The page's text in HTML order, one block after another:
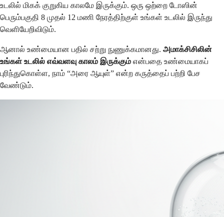
உடலில் மிகக் குறுகிய காலமே இருக்கும். ஒரு ஒற்றை டோஸின்
பெரும்பகுதி 8 முதல் 12 மணி நேரத்திற்குள் உங்கள் உடலில் இருந்து
வெளியேறிவிடும்.
ஆனால் உண்மையான பதில் சற்று நுணுக்கமானது. அமாக்சிசிலின்
உங்கள் உடலில் எவ்வளவு காலம் இருக்கும் என்பதை உண்மையாகப்
புரிந்துகொள்ள, நாம் “அரை ஆயுள்” என்ற கருத்தைப் பற்றி பேச
வேண்டும்.